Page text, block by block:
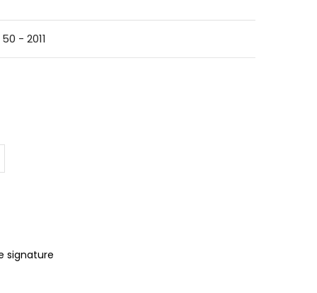
- 2011
signature